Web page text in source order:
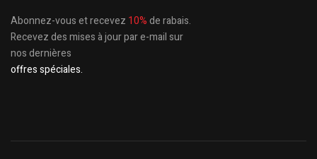
Abonnez-vous et recevez 10%de rabais.
Recevez des mises à jour par e-mail sur
nos dernières
offres spéciales.